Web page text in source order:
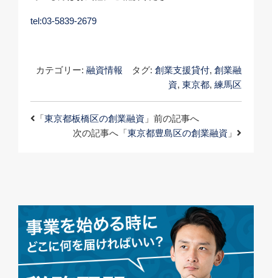
tel:03-5839-2679
カテゴリー: 融資情報 タグ: 創業支援貸付, 創業融
資, 東京都, 練馬区
「東京都板橋区の創業融資 」前の記事へ
次の記事へ「東京都豊島区の創業融資 」